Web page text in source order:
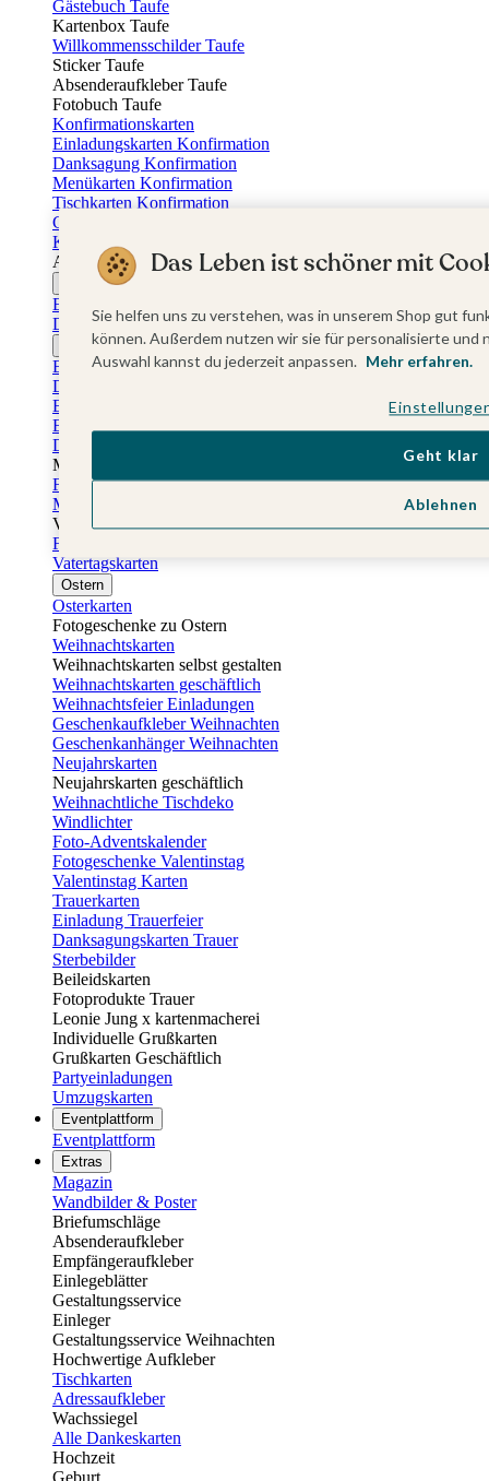
Gästebuch Taufe
Kartenbox Taufe
Willkommensschilder Taufe
Sticker Taufe
Absenderaufkleber Taufe
Fotobuch Taufe
Konfirmationskarten
Einladungskarten Konfirmation
Danksagung Konfirmation
Menükarten Konfirmation
Tischkarten Konfirmation
Gästebuch Konfirmation
Kerzen Konfirmation
Aufkleber zum Anlass Ihres Kindes
Firmungskarten
Einladungskarten Firmung
Dankeskarten Firmung
Jugendweihekarten
Einladungskarten Jugendweihe
Dankeskarten Jugendweihe
Einschulungskarten
Einladungskarten Einschulung
Danksagung Einschulung
Muttertag
Fotogeschenke Muttertag
Muttertagskarten
Vatertag
Fotogeschenke Vatertag
Vatertagskarten
Ostern
Osterkarten
Fotogeschenke zu Ostern
Weihnachtskarten
Weihnachtskarten selbst gestalten
Weihnachtskarten geschäftlich
Weihnachtsfeier Einladungen
Geschenkaufkleber Weihnachten
Geschenkanhänger Weihnachten
Neujahrskarten
Neujahrskarten geschäftlich
Weihnachtliche Tischdeko
Windlichter
Foto-Adventskalender
Fotogeschenke Valentinstag
Valentinstag Karten
Trauerkarten
Einladung Trauerfeier
Danksagungskarten Trauer
Sterbebilder
Beileidskarten
Fotoprodukte Trauer
Leonie Jung x kartenmacherei
Individuelle Grußkarten
Grußkarten Geschäftlich
Partyeinladungen
Umzugskarten
Eventplattform
Eventplattform
Extras
Magazin
Wandbilder & Poster
Briefumschläge
Absenderaufkleber
Empfängeraufkleber
Einlegeblätter
Gestaltungsservice
Einleger
Gestaltungsservice Weihnachten
Hochwertige Aufkleber
Tischkarten
Adressaufkleber
Wachssiegel
Alle Dankeskarten
Hochzeit
Geburt
Das Leben ist schöner mit
Sie helfen uns zu verstehen, was in unserem Shop gut
können. Außerdem nutzen wir sie für personalisierte
Auswahl kannst du jederzeit anpassen. Mehr erfahren.
Ablehnen
Geht klar